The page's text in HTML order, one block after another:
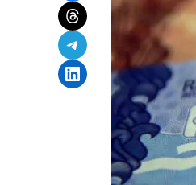
Share on Threads
Share on Telegram
Share on LinkedIn